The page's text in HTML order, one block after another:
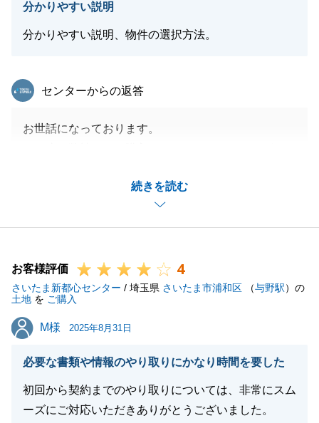
分かりやすい説明
分かりやすい説明、物件の選択方法。
続きを読む
東急リバブル
センターからの返答
お世話になっております。
M様のご協力のおかげでスムーズに契約から引き渡し
まで進めることが出来ました。
ありがとうございます。
お客様評価 4
さいたま新都心センター / 埼玉県 さいたま市浦和区 （与野駅）の
土地 を ご購入
M様
M様 2025年8月31日
必要な書類や情報のやり取りにかなり時間を要した
初回から契約までのやり取りについては、非常にスム
ーズにご対応いただきありがとうございました。